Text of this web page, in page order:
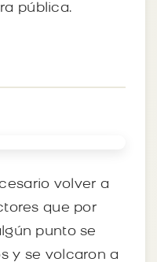
pública.
volver a
que por
punto se
y se volcaron a